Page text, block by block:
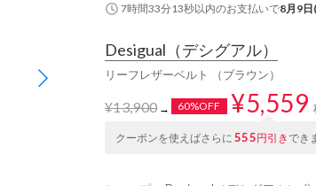
7時間33分13秒以内のお支払いで8月9日
Desigual （デシグアル）
リーフレザーベルト （ブラウン）
¥13,900→ 60%OFF ¥5,559
クーポンを使えばさらに 555円引きでき